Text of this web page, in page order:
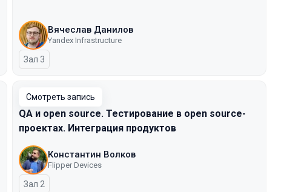
Вячеслав Данилов
Yandex Infrastructure
Зал 3
Смотреть запись
QA и open source. Тестирование в open source-
проектах. Интеграция продуктов
Константин Волков
Flipper Devices
Зал 2